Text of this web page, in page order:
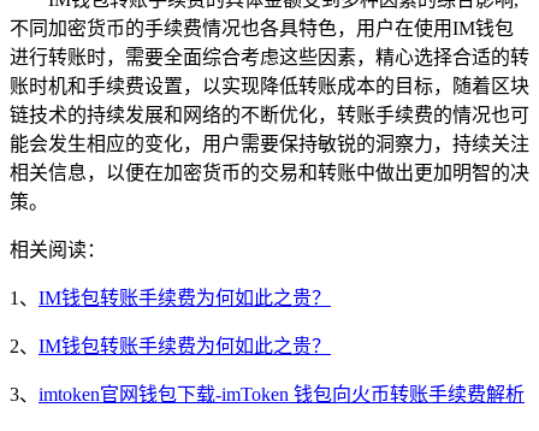
不同加密货币的手续费情况也各具特色，用户在使用IM钱包
进行转账时，需要全面综合考虑这些因素，精心选择合适的转
账时机和手续费设置，以实现降低转账成本的目标，随着区块
链技术的持续发展和网络的不断优化，转账手续费的情况也可
能会发生相应的变化，用户需要保持敏锐的洞察力，持续关注
相关信息，以便在加密货币的交易和转账中做出更加明智的决
策。
相关阅读：
1、 IM钱包转账手续费为何如此之贵？
2、 IM钱包转账手续费为何如此之贵？
3、 imtoken官网钱包下载-imToken 钱包向火币转账手续费解析